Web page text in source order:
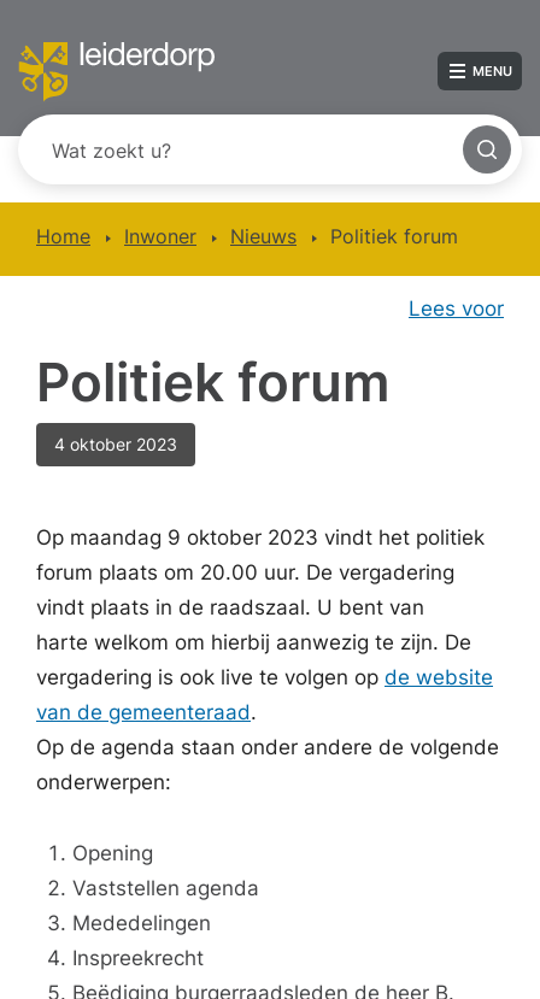
MENU
Home Inwoner Nieuws Politiek forum
Lees voor
Politiek forum
4 oktober 2023
Op maandag 9 oktober 2023 vindt het politiek
forum plaats om 20.00 uur. De vergadering
vindt plaats in de raadszaal. U bent van
harte welkom om hierbij aanwezig te zijn. De
vergadering is ook live te volgen op de website
van de gemeenteraad.
Op de agenda staan onder andere de volgende
onderwerpen:
Opening
Vaststellen agenda
Mededelingen
Inspreekrecht
Beëdiging burgerraadsleden de heer B.